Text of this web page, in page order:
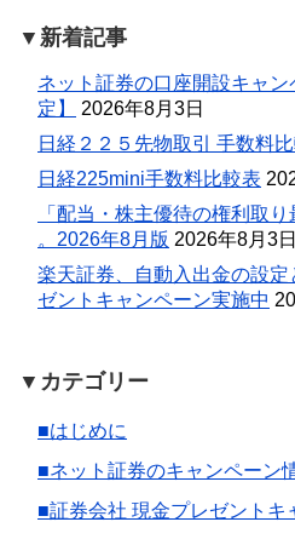
▼新着記事
ネット証券の口座開設キャ
定】
2026年8月3日
日経２２５先物取引 手数料
日経225mini手数料比較表
「配当・株主優待の権利取
。2026年8月版 2026年8月3日
楽天証券、自動入出金の設
ゼントキャンペーン実施中
▼カテゴリー
■はじめに
■ネット証券のキャンペーン
■証券会社 現金プレゼントキ